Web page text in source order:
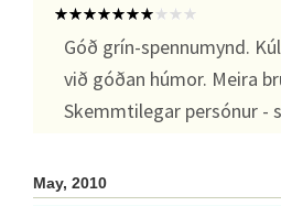
Góð grín-spennumynd.
við góðan húmor. Meira
Skemmtilegar persónur -
May, 2010